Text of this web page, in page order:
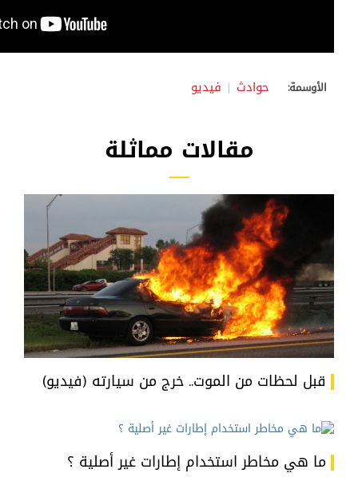
الأوسمة: حوادث فيديو
مقالات مماثلة
قبل لحظات من الموت.. خرج من سيارته (فيديو)
ما هي مخاطر استخدام إطارات غير أصلية ؟